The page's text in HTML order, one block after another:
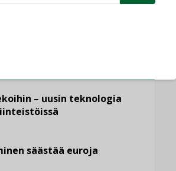
– uusin teknologia
säästää euroja